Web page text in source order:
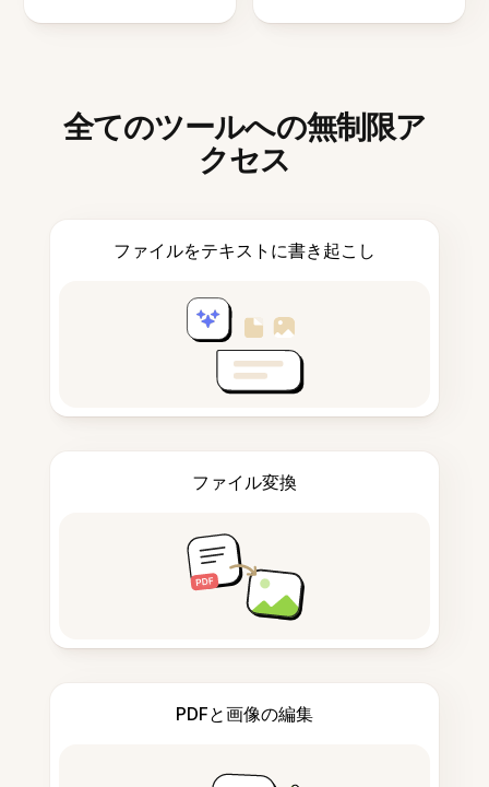
全てのツールへの無制限ア
クセス
ファイルをテキストに書き起こし
ファイル変換
PDFと画像の編集